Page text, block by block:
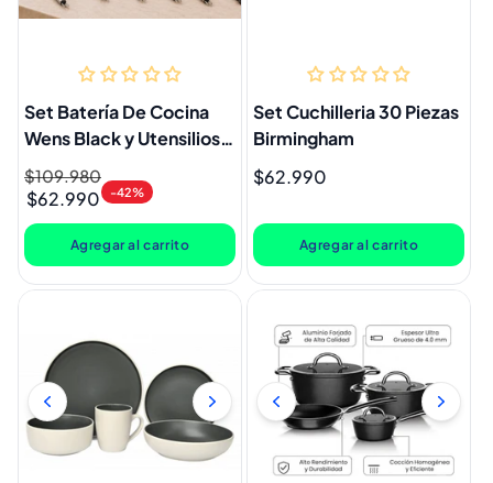
Set Batería De Cocina
Wens Black y Utensilios
Doral 13 Piezas
Precio
habitual
$109.980
Precio
de
oferta
$62.990 -42%
Agregar al carrito
Set Cuchilleria 30 Piezas
Birmingham
Precio
$62.990
Agregar al carrito